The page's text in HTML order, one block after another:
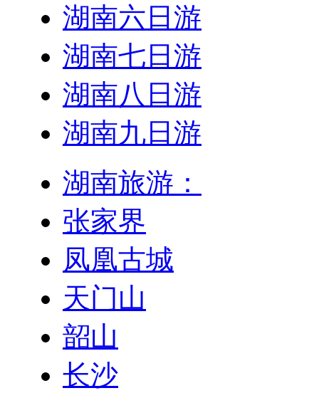
湖南六日游
湖南七日游
湖南八日游
湖南九日游
湖南旅游：
张家界
凤凰古城
天门山
韶山
长沙